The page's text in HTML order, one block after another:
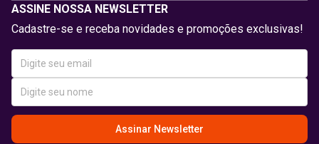
ASSINE NOSSA NEWSLETTER
Cadastre-se e receba novidades e promoções exclusivas!
Assinar Newsletter